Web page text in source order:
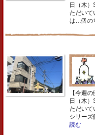
日（木
ただい
は…個の
【今週
日（木
ただいて
シリー
読む